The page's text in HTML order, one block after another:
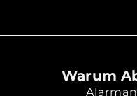
Warum